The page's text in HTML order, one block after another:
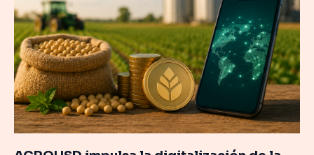
la
comercialización
agrícola